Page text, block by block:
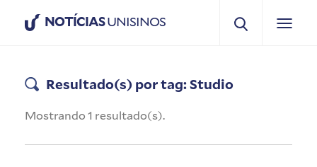
NOTÍCIASUNISINOS
Resultado(s) por tag: Studio
Mostrando 1 resultado(s).